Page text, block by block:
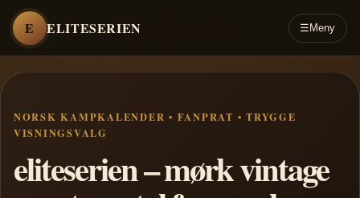
E ELITESERIEN ☰ Meny
NORSK KAMPKALENDER • FANPRAT • TRYGGE
VISNINGSVALG
eliteserien – mørk vintage